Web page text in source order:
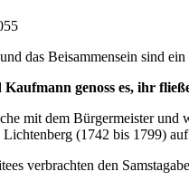
das Beisammensein sind
genoss es, ihr
mit dem Bürgermeister
(1742 bis 1799)
verbrachten den